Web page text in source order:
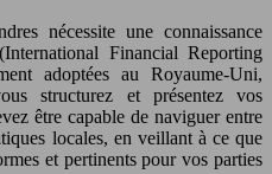
nécessite une connaissance
Financial Reporting
adoptées au Royaume-Uni,
structurez et présentez vos
être capable de naviguer entre
locales, en veillant à ce que
et pertinents pour vos parties